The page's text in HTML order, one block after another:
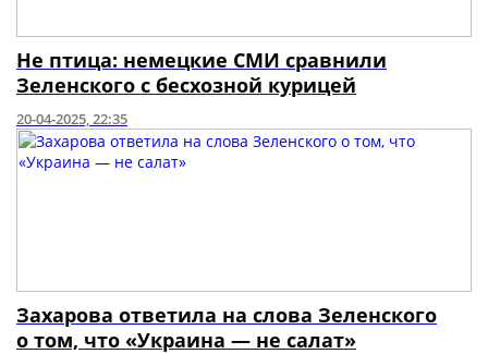
Не птица: немецкие СМИ сравнили
Зеленского с бесхозной курицей
20-04-2025, 22:35
Захарова ответила на слова Зеленского
о том, что «Украина — не салат»